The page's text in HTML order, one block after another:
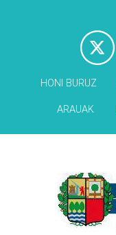
HONI BURUZ
ARAUAK